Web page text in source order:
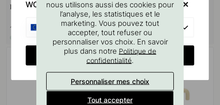
Bouton T Helix - Laiton
18 €
Gabarit De Perçage Pour
Poignées Et Boutons
7 €
En stock
nous utilisons aussi des cookies pour
l’analyse, les statistiques et le
marketing. Vous pouvez tout
accepter, tout refuser ou
personnaliser vos choix. En savoir
plus dans notre Politique de
confidentialité.
Personnaliser mes choix
Tout accepter
WOULD YOU RATHER VISIT?
CHANGE COUNTRY